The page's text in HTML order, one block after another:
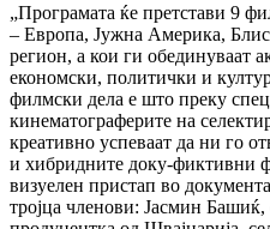
„Програмата ќе претстави 9
– Европа, Јужна Америка,
регион, а кои ги обединуваат
економски, политички и
филмски дела е што преку
кинематограферите на
креативно успеваат да ни го
и хибридните доку-фиктивни
визуелен пристап во
тројца членови: Јасмин